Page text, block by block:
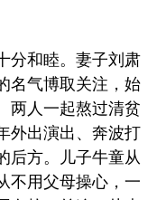
分和睦。妻子刘肃
名气博取关注，始
两人一起熬过清贫
外出演出、奔波打
后方。儿子牛童从
不用父母操心，一